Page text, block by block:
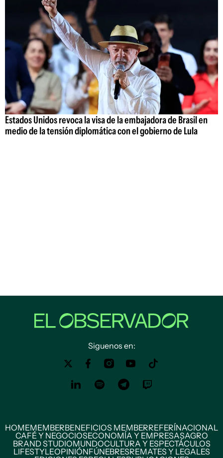
Estados Unidos revoca la visa de la embajadora de Brasil en
medio de la tensión diplomática con el gobierno de Lula
Siguenos en:
HOMEMEMBERBENEFICIOS MEMBERREFERÍNACIONAL
CAFÉ Y NEGOCIOSECONOMÍA Y EMPRESASAGRO
BRAND STUDIOMUNDOCULTURA Y ESPECTÁCULOS
LIFESTYLEOPINIÓNFÚNEBRESREMATES Y LEGALES